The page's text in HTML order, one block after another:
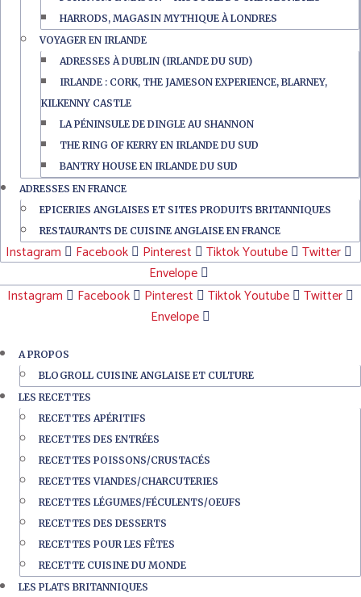
HARRODS, MAGASIN MYTHIQUE À LONDRES
VOYAGER EN IRLANDE
ADRESSES À DUBLIN (IRLANDE DU SUD)
IRLANDE : CORK, THE JAMESON EXPERIENCE, BLARNEY,
KILKENNY CASTLE
LA PÉNINSULE DE DINGLE AU SHANNON
THE RING OF KERRY EN IRLANDE DU SUD
BANTRY HOUSE EN IRLANDE DU SUD
ADRESSES EN FRANCE
EPICERIES ANGLAISES ET SITES PRODUITS BRITANNIQUES
RESTAURANTS DE CUISINE ANGLAISE EN FRANCE
Instagram Facebook Pinterest TiktokYoutube
Twitter
Envelope
Instagram
Facebook Pinterest TiktokYoutube
Twitter
Envelope
A PROPOS
BLOGROLL CUISINE ANGLAISE ET CULTURE
LES RECETTES
RECETTES APÉRITIFS
RECETTES DES ENTRÉES
RECETTES POISSONS/CRUSTACÉS
RECETTES VIANDES/CHARCUTERIES
RECETTES LÉGUMES/FÉCULENTS/OEUFS
RECETTES DES DESSERTS
RECETTES POUR LES FÊTES
RECETTE CUISINE DU MONDE
LES PLATS BRITANNIQUES